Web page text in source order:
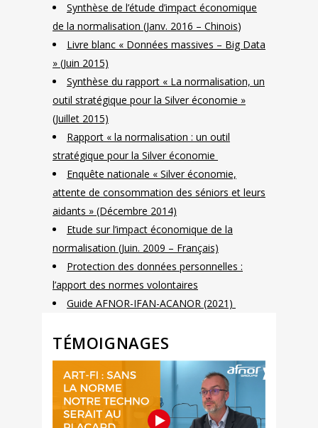
Synthèse de l’étude d’impact économique
de la normalisation (Janv. 2016 – Chinois)
Livre blanc « Données massives – Big Data
» (Juin 2015)
Synthèse du rapport « La normalisation, un
outil stratégique pour la Silver économie »
(Juillet 2015)
Rapport « la normalisation : un outil
stratégique pour la Silver économie
Enquête nationale « Silver économie,
attente de consommation des séniors et leurs
aidants » (Décembre 2014)
Etude sur l’impact économique de la
normalisation (Juin. 2009 – Français)
Protection des données personnelles :
l’apport des normes volontaires
Guide AFNOR-IFAN-ACANOR (2021)
TÉMOIGNAGES